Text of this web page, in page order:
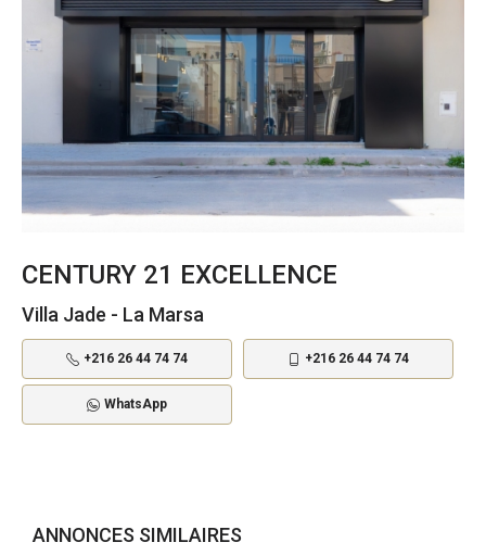
CENTURY 21 EXCELLENCE
Villa Jade - La Marsa
+216 26 44 74 74 +216 26 44 74 74
WhatsApp
ANNONCES SIMILAIRES